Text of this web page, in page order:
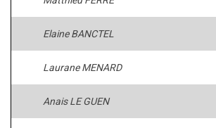
Elaine BANCTEL
Laurane MENARD
Anais LE GUEN